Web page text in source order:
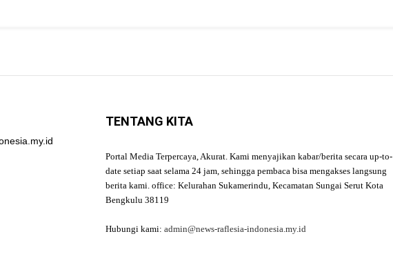
TENTANG KITA
Portal Media Terpercaya, Akurat. Kami menyajikan kabar/berita secara up-to-
date setiap saat selama 24 jam, sehingga pembaca bisa mengakses langsung
berita kami. office: Kelurahan Sukamerindu, Kecamatan Sungai Serut Kota
Bengkulu 38119
Hubungi kami: admin@news-raflesia-indonesia.my.id